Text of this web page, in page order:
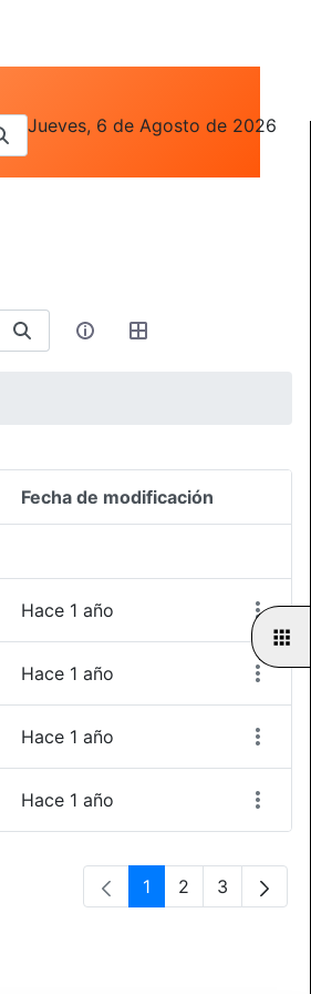
Jueves, 6 de Agosto de 2026
Fecha de modificación
Hace 1 año
Hace 1 año
Hace 1 año
Hace 1 año
Página
1 Página
2 Página
3